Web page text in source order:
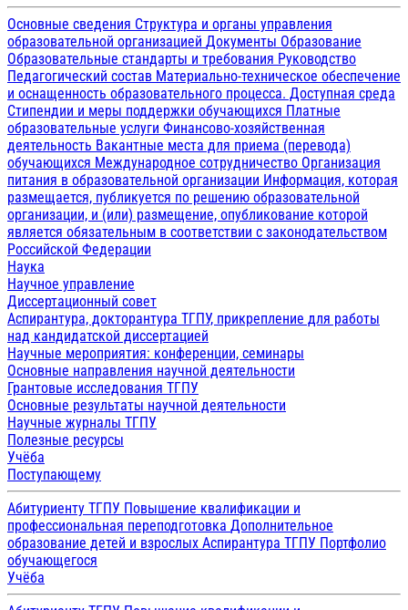
Основные сведения Структура и органы управления
образовательной организацией Документы Образование
Образовательные стандарты и требования Руководство
Педагогический состав Материально-техническое обеспечение
и оснащенность образовательного процесса. Доступная среда
Стипендии и меры поддержки обучающихся Платные
образовательные услуги Финансово-хозяйственная
деятельность Вакантные места для приема (перевода)
обучающихся Международное сотрудничество Организация
питания в образовательной организации Информация, которая
размещается, публикуется по решению образовательной
организации, и (или) размещение, опубликование которой
является обязательным в соответствии с законодательством
Российской Федерации
Наука
Научное управление
Диссертационный совет
Аспирантура, докторантура ТГПУ, прикрепление для работы
над кандидатской диссертацией
Научные мероприятия: конференции, семинары
Основные направления научной деятельности
Грантовые исследования ТГПУ
Основные результаты научной деятельности
Научные журналы ТГПУ
Полезные ресурсы
Учёба
Поступающему
Абитуриенту ТГПУ Повышение квалификации и
профессиональная переподготовка Дополнительное
образование детей и взрослых Аспирантура ТГПУ Портфолио
обучающегося
Учёба